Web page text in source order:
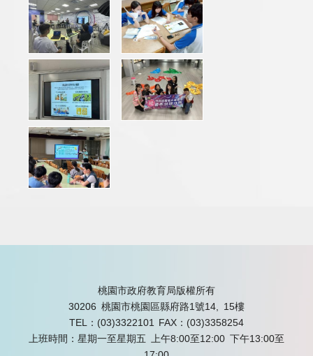
桃園市政府教育局版權所有
30206 桃園市桃園區縣府路1號14, 15樓
TEL：(03)3322101
FAX：(03)3358254
上班時間：星期一至星期五 上午8:00至12:00 下午13:00至